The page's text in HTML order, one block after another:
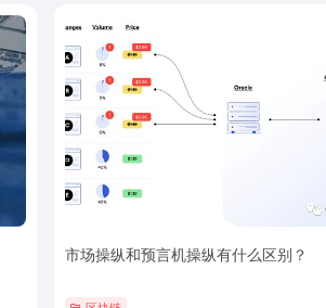
市场操纵和预言机操纵有什么区别？